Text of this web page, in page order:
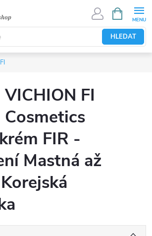
HLEDAT
NÁKUPNÍ
KOŠÍK
FI
FIR -
Mastná až